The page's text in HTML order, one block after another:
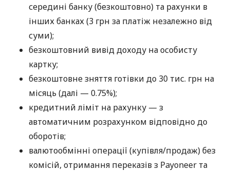
середині банку (безкоштовно) та рахунки в
інших банках (3 грн за платіж незалежно від
суми);
безкоштовний вивід доходу на особисту
картку;
безкоштовне зняття готівки до 30 тис. грн на
місяць (далі — 0.75%);
кредитний ліміт на рахунку — з
автоматичним розрахунком відповідно до
оборотів;
валютообмінні операції (купівля/продаж) без
комісій, отримання переказів з Payoneer та